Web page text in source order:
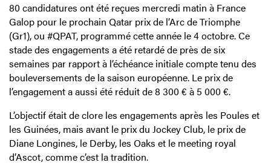
80 candidatures ont été reçues mercredi matin à France
Galop pour le prochain Qatar prix de l’Arc de Triomphe
(Gr1), ou #QPAT, programmé cette année le 4 octobre. Ce
stade des engagements a été retardé de près de six
semaines par rapport à l’échéance initiale compte tenu des
bouleversements de la saison européenne. Le prix de
l’engagement a aussi été réduit de 8 300 € à 5 000 €.
L’objectif était de clore les engagements après les Poules et
les Guinées, mais avant le prix du Jockey Club, le prix de
Diane Longines, le Derby, les Oaks et le meeting royal
d’Ascot, comme c’est la tradition.